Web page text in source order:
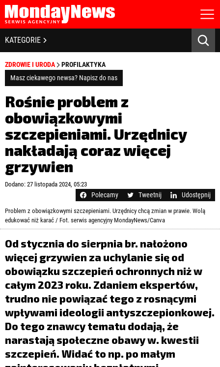
STRONA GŁÓWNA
O NAS
POLITYKA PRYWATNOŚCI
REGULAMIN
LICENCJA
REJESTRACJA
KONTAKT
Zapamiętaj mnie
Zapomniałeś hasła?
zaloguj się
KATEGORIE
BIZNES I GOSPODARKA
BANKOWOŚĆ I FINANSE
NOWE TECHNOLOGIE
SPOŁECZEŃSTWO
EDUKACJA
MEDIA
ZDROWIE I URODA
LIFESTYLE
OPINIE I KOMENTARZE
ZDROWIE I URODA
PROFILAKTYKA
Masz ciekawego newsa? Napisz do nas
Rośnie problem z
obowiązkowymi
szczepieniami. Urzędnicy
nakładają coraz więcej
grzywien
Dodano: 27 listopada 2024, 05:23
Polecamy Tweetnij Udostępnij
Problem z obowiązkowymi szczepieniami. Urzędnicy chcą zmian w prawie. Wolą
edukować niż karać / Fot. serwis agencyjny MondayNews/Canva
Od stycznia do sierpnia br. nałożono
więcej grzywien za uchylanie się od
obowiązku szczepień ochronnych niż w
całym 2023 roku. Zdaniem ekspertów,
trudno nie powiązać tego z rosnącymi
wpływami ideologii antyszczepionkowej.
Do tego znawcy tematu dodają, że
narastają społeczne obawy w. kwestii
szczepień. Widać to np. po małym